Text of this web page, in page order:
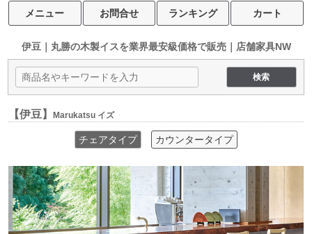
メニュー お問合せ ランキング カート
伊豆｜丸勝の木製イスを業界最安級価格で販売｜店舗家具NW
【伊豆】Marukatsu イズ
チェアタイプ カウンタータイプ